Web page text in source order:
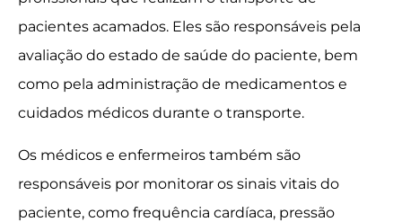
pacientes acamados. Eles são responsáveis pela
avaliação do estado de saúde do paciente, bem
como pela administração de medicamentos e
cuidados médicos durante o transporte.
Os médicos e enfermeiros também são
responsáveis por monitorar os sinais vitais do
paciente, como frequência cardíaca, pressão